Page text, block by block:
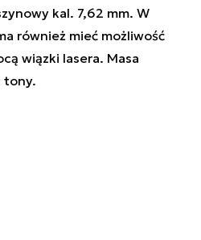
kal. 7,62 mm. W
również mieć możliwość
wiązki lasera. Masa
tony.